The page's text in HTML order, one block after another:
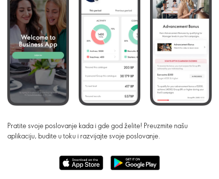
Pratite svoje poslovanje kada i gde god želite! Preuzmite našu
aplikaciju, budite u toku i razvijajte svoje poslovanje.